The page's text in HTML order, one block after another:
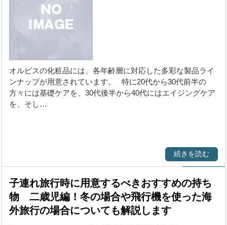
オルビスの化粧品には、各年齢層に対応した多彩な製品ライ
ンナップが用意されています。 特に20代から30代前半の
方々には基礎ケアを、30代後半から40代にはエイジングケア
を、そし…
続きを読む
子連れ旅行時に用意するべきおすすめの持ち
物 二歳児編！冬の場合や飛行機を使った海
外旅行の場合についても解説します